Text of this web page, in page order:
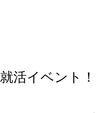
就活イベント！